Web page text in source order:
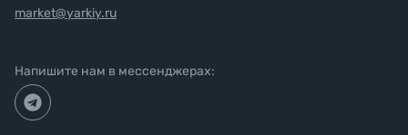
market@yarkiy.ru
Напишите нам в мессенджерах: